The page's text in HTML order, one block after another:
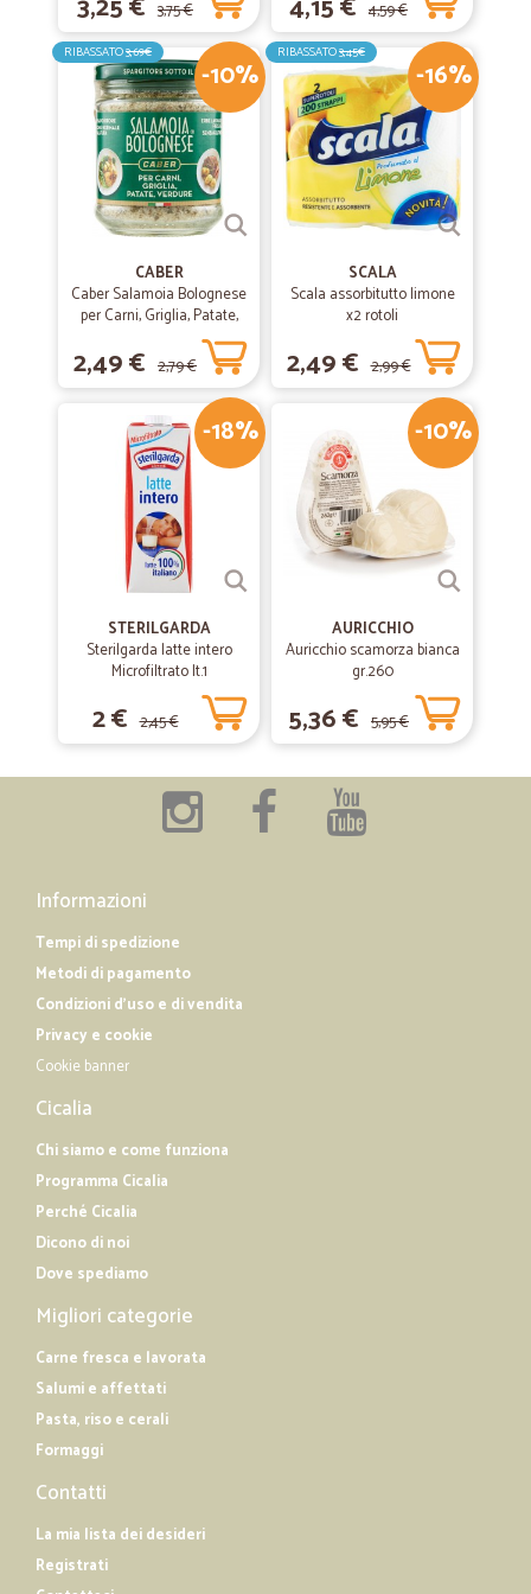
3,75 € 4,59 €
-10%
RIBASSATO3,69€
CABER
Caber Salamoia Bolognese
per Carni, Griglia, Patate,
Verdure 200 gr.
2,49 € 2,79 €
-16%
RIBASSATO3,45€
SCALA
Scala assorbitutto limone
x2 rotoli
2,49 € 2,99 €
-18%
STERILGARDA
Sterilgarda latte intero
Microfiltrato lt.1
2 € 2,45 €
-10%
AURICCHIO
Auricchio scamorza bianca
gr.260
5,36 € 5,95 €
Informazioni
Tempi di spedizione
Metodi di pagamento
Condizioni d'uso e di vendita
Privacy e cookie
Cookie banner
Cicalia
Chi siamo e come funziona
Programma Cicalia
Perché Cicalia
Dicono di noi
Dove spediamo
Migliori categorie
Carne fresca e lavorata
Salumi e affettati
Pasta, riso e cerali
Formaggi
Contatti
La mia lista dei desideri
Registrati